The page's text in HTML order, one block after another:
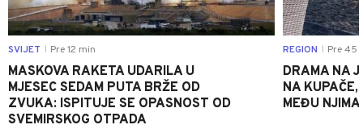
SVIJET Pre 12 min
MASKOVA RAKETA UDARILA U
MJESEC SEDAM PUTA BRŽE OD
ZVUKA: ISPITUJE SE OPASNOST OD
SVEMIRSKOG OTPADA
REGION Pre 45
DRAMA NA
NA
MEĐU NJIMA